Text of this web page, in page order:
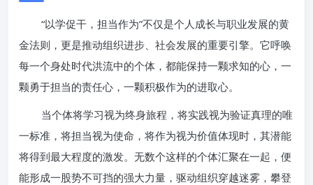
“以学促干，担当作为”不仅是个人成长与职业发展的黄
金法则，更是推动组织进步、社会发展的重要引擎。它呼唤
每一个身处时代洪流中的个体，都能保持一颗求知的心，一
颗勇于担当的责任心，一颗积极作为的进取心。
当个体将学习视为终身旅程，将实践视为验证真理的唯
一标准，将担当视为使命，将作为视为价值体现时，其潜能
将得到最大程度的激发。无数个这样的个体汇聚在一起，便
能形成一股势不可挡的强大力量，驱动组织穿越迷雾，攀登